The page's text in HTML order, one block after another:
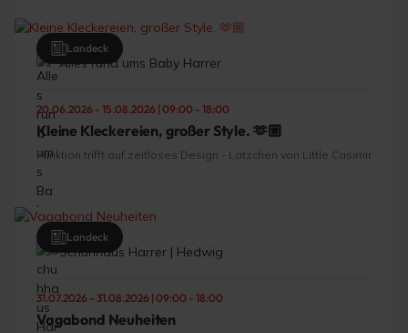
Alles rund ums Baby Harrer
20.06.2026 - 15.08.2026 | 09:00 - 18:00
Kleine Kleckereien, großer Style. 🫶🏼
Funktion trifft auf zeitloses Design - Lätzchen von Little Casimir
Landeck
Schuhhaus Harrer | Hedwig
31.07.2026 - 31.08.2026 | 09:00 - 18:00
Vagabond Neuheiten
Landeck